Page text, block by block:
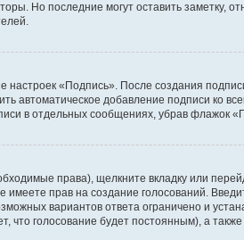
Но последние могут оставить заметку,
«Подпись». После создания
автоматическое добавление подписи ко
в отдельных сообщениях, убрав флажок
права), щелкните вкладку или
прав на создание голосований.
вариантов ответа ограничено и
что голосование будет постоянным), а